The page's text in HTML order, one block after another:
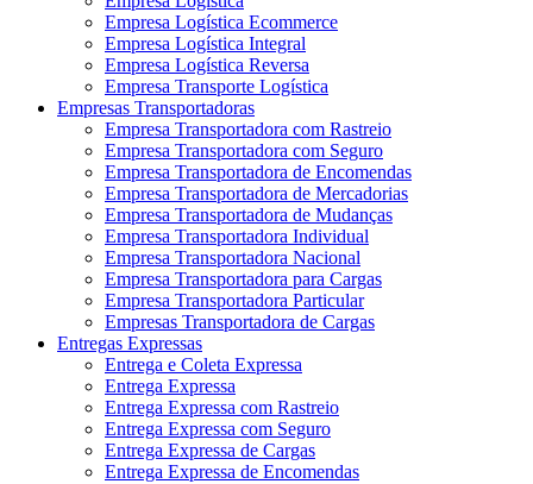
Empresa Logística Ecommerce
Empresa Logística Integral
Empresa Logística Reversa
Empresa Transporte Logística
Empresas Transportadoras
Empresa Transportadora com Rastreio
Empresa Transportadora com Seguro
Empresa Transportadora de Encomendas
Empresa Transportadora de Mercadorias
Empresa Transportadora de Mudanças
Empresa Transportadora Individual
Empresa Transportadora Nacional
Empresa Transportadora para Cargas
Empresa Transportadora Particular
Empresas Transportadora de Cargas
Entregas Expressas
Entrega e Coleta Expressa
Entrega Expressa
Entrega Expressa com Rastreio
Entrega Expressa com Seguro
Entrega Expressa de Cargas
Entrega Expressa de Encomendas